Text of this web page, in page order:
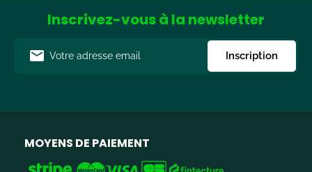
Inscrivez-vous à la newsletter
Inscription
MOYENS DE PAIEMENT